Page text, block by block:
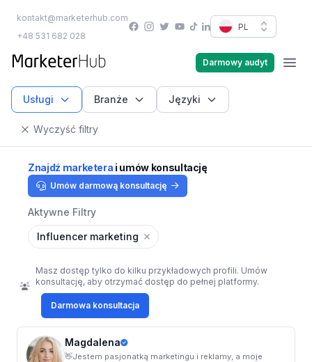
kontakt@marketerhub.com
+48 531 682 028
Facebook
Instagram
TwitterYouTube
TikTok
LinkedInPL
marketerhub.com Darmowy audyt
Usługi Branże Języki
Wyczyść filtry
Znajdź marketera i umów konsultację
Umów darmową konsultację
Aktywne Filtry
Influencer marketing
Masz dostęp tylko do kilku przykładowych profili. Umów
konsultację, aby otrzymać dostęp do pełnej platformy.
Darmowa konsultacja
Magdalena
👋Jestem pasjonatką marketingu i reklamy, a moje